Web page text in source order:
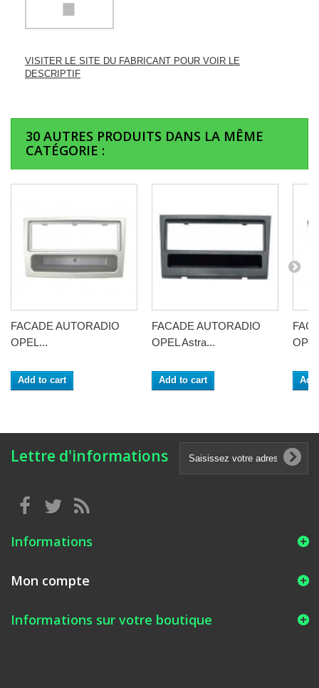
VISITER LE SITE DU FABRICANT POUR VOIR LE
DESCRIPTIF
30 AUTRES PRODUITS DANS LA MÊME
CATÉGORIE :
FACADE AUTORADIO
OPEL...
Add to cart
FACADE AUTORADIO
OPEL Astra...
Add to cart
Lettre d'informations
Informations
Mon compte
Informations sur votre boutique